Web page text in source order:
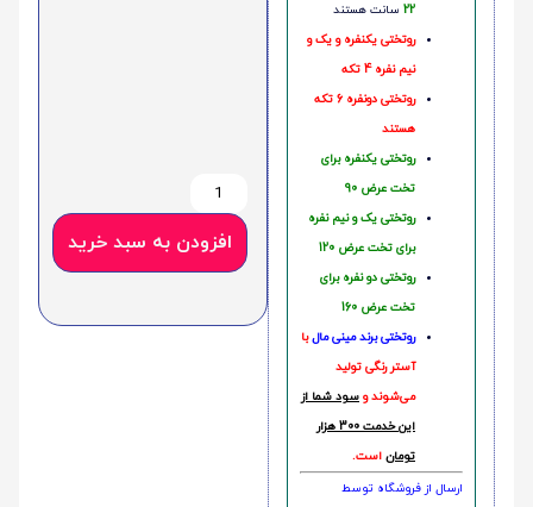
22 سانت هستند
روتختی یکنفره و یک و
نیم نفره 4 تکه
روتختی دونفره 6 تکه
هستند
روتختی یکنفره برای
تخت عرض 90
روتختی یک و نیم نفره
برای تخت عرض 120
روتختی دو نفره برای
تخت عرض 160
روتختی‌ برند مینی مالبا
آستر رنگی تولید
می‌شوند و سود شما از
این خدمت 300 هزار
تومان است.
ارسال از فروشگاه توسط
افزودن به سبد خرید